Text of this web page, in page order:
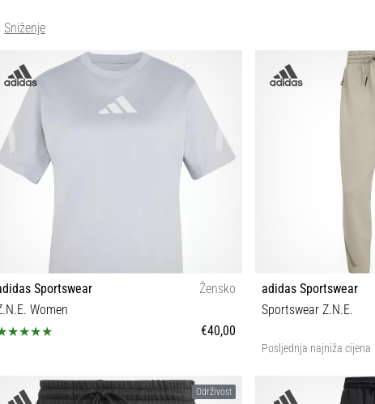
Sniženje
Sportswear
Žensko
Women
€40,00
XS S M L XL
adidas Sportswear
Sportswear Z.N.E.
Posljednja najniža cijena
S
Održivost